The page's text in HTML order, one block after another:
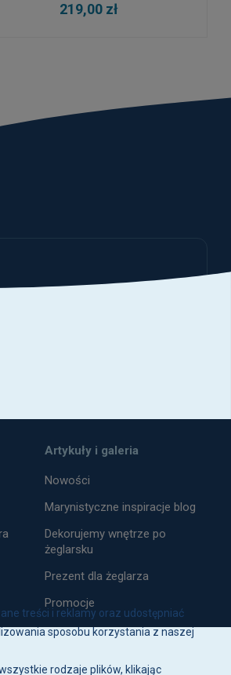
219,00 zł
Artykuły i galeria
Nowości
Marynistyczne inspiracje blog
Dekorujemy wnętrze po
żeglarsku
Prezent dla żeglarza
Promocje
treści i reklamy oraz udostępniać
sposobu korzystania z naszej
rodzaje plików, klikając